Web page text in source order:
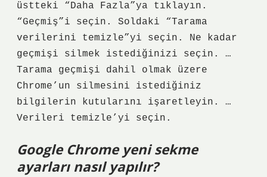
üstteki “Daha Fazla”ya tıklayın.
“Geçmiş”i seçin. Soldaki “Tarama
verilerini temizle”yi seçin. Ne kadar
geçmişi silmek istediğinizi seçin. …
Tarama geçmişi dahil olmak üzere
Chrome’un silmesini istediğiniz
bilgilerin kutularını işaretleyin. …
Verileri temizle’yi seçin.
Google Chrome yeni sekme
ayarları nasıl yapılır?